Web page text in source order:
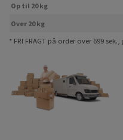
Op til 20 kg
Over 20 kg
* FRI FRAGT på order over 699